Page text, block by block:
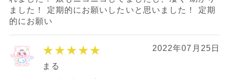
ました！ 定期的にお願いしたいと思いました！ 定期
的にお願い
★★★★★ 2022年07月25日
まる